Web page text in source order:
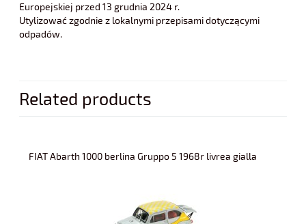
Europejskiej przed 13 grudnia 2024 r.
Utylizować zgodnie z lokalnymi przepisami dotyczącymi
odpadów.
Related products
FIAT Abarth 1000 berlina Gruppo 5 1968r livrea gialla